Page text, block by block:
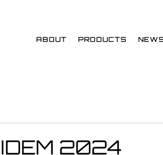
ABOUT PRODUCTS
2024